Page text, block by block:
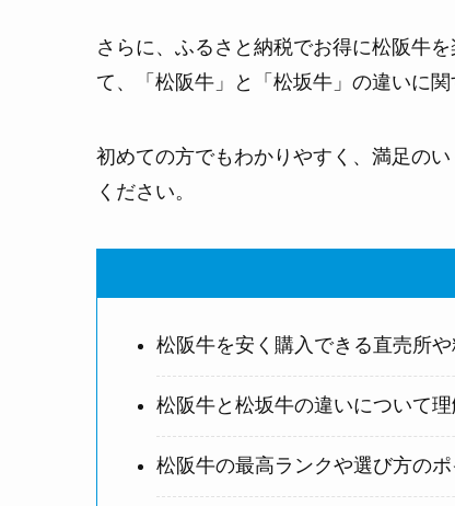
さらに、ふるさと納税でお得に松阪牛
て、「松阪牛」と「松坂牛」の違いに関
初めての方でもわかりやすく、満足の
ください。
松阪牛を安く購入できる直売所
松阪牛と松坂牛の違いについて
松阪牛の最高ランクや選び方の